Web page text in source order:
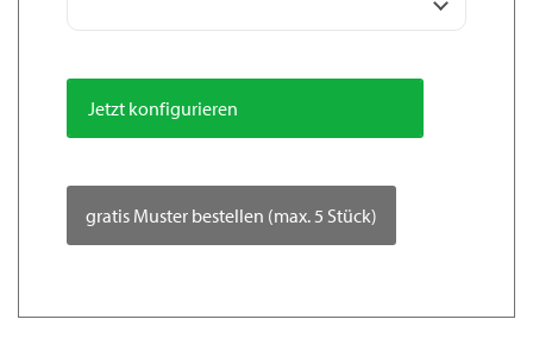
Jetzt konfigurieren
gratis Muster bestellen (max. 5 Stück)